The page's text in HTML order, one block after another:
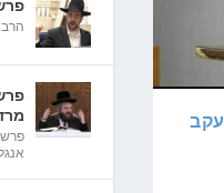
הרב